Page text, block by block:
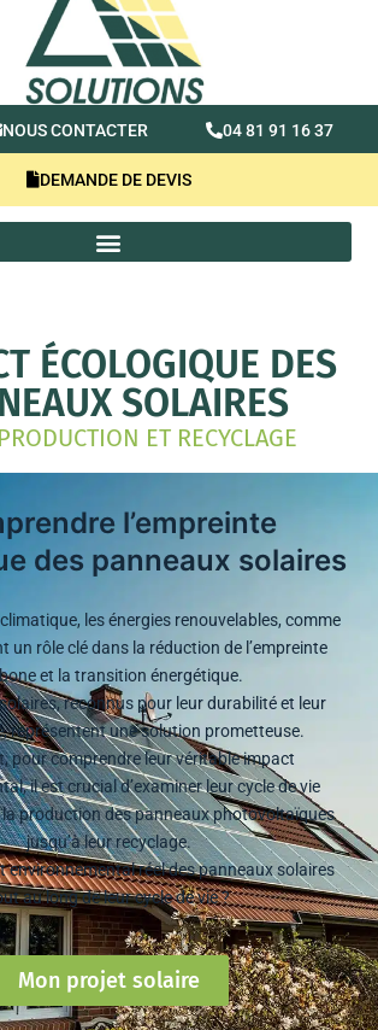
NOUS CONTACTER 04 81 91 16 37
DEMANDE DE DEVIS
ÉCOLOGIQUE DES
SOLAIRES
ET RECYCLAGE
l’empreinte
des panneaux solaires
climatique, les énergies renouvelables, comme
un rôle clé dans la réduction de l’empreinte
et la transition énergétique.
reconnus pour leur durabilité et leur
représentent une solution prometteuse.
pour comprendre leur véritable impact
il est crucial d’examiner leur cycle de vie
production des panneaux photovoltaïques
jusqu’à leur recyclage.
environnemental réel des panneaux solaires
au long de leur cycle de vie ?
Mon projet solaire